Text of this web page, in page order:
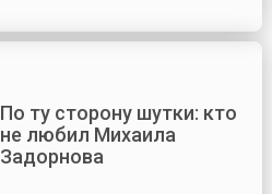
По ту сторону шутки: кто
не любил Михаила
Задорнова